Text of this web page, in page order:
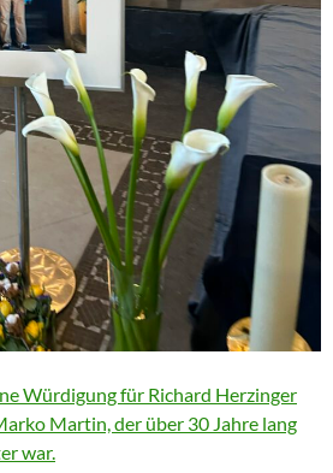
Würdigung für Richard Herzinger
Martin, der über 30 Jahre lang
war.